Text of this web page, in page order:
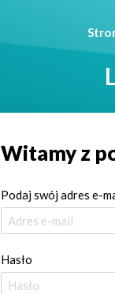
Witamy z
Podaj swój adres e-
Hasło